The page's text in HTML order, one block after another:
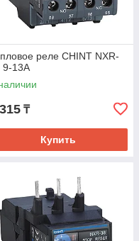
реле CHINT NXR-
9-13A
₸
Купить